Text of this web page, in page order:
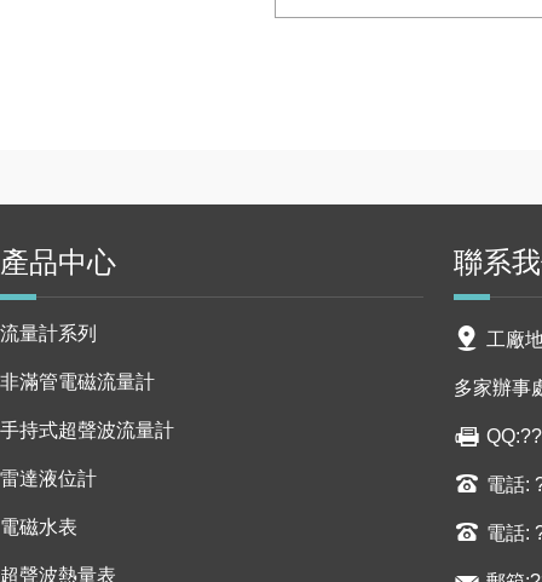
產品中心
流量計系列
非滿管電磁流量計
手持式超聲波流量計
雷達液位計
電磁水表
超聲波熱量表
聯系
工廠
多家辦事
電話:
電話: